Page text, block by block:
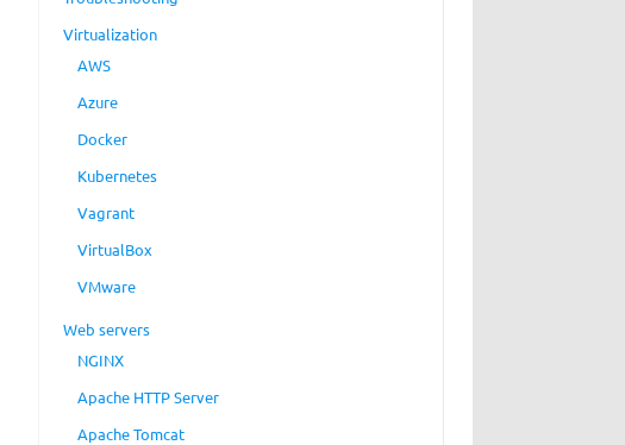
Virtualization
AWS
Azure
Docker
Kubernetes
Vagrant
VirtualBox
VMware
Web servers
NGINX
Apache HTTP Server
Apache Tomcat